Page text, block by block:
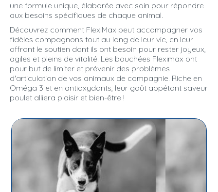
une formule unique, élaborée avec soin pour répondre
aux besoins spécifiques de chaque animal.
Découvrez comment FlexiMax peut accompagner vos
fidèles compagnons tout au long de leur vie, en leur
offrant le soutien dont ils ont besoin pour rester joyeux,
agiles et pleins de vitalité. Les bouchées Fleximax ont
pour but de limiter et prévenir des problèmes
d'articulation de vos animaux de compagnie. Riche en
Oméga 3 et en antioxydants, leur goût appétant saveur
poulet alliera plaisir et bien-être !